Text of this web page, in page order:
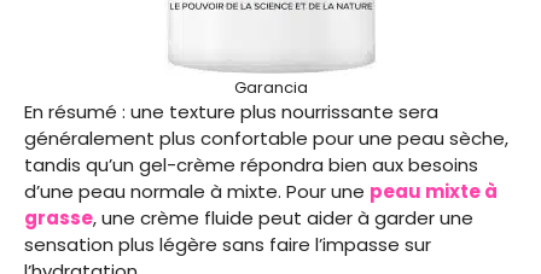
Garancia
En résumé : une texture plus nourrissante sera
généralement plus confortable pour une peau sèche,
tandis qu’un gel-crème répondra bien aux besoins
d’une peau normale à mixte. Pour une peau mixte à
grasse, une crème fluide peut aider à garder une
sensation plus légère sans faire l’impasse sur